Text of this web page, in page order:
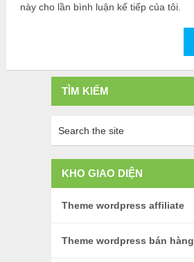
này cho lần bình luận kế tiếp của tôi.
TÌM KIẾM
KHO GIAO DIỆN
Theme wordpress affiliate
Theme wordpress bán hàng